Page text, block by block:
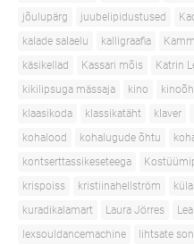
jõulupärg
juubelipidustused
kalade salaelu
kalligraafia
käsikellad
Kassari mõis Katrin
kikilipsuga mässaja
kino
klaasikoda
klassikatäht klaver
kohalood
kohalugude õhtu
kontserttassikeseteega
krispoiss
kristiinahellström
kuradikalamart
Laura Jörres
lexsouldancemachine
lihtsate